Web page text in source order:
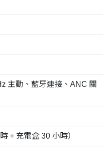
主動、藍牙連接、ANC 關
+ 充電盒 30 小時）